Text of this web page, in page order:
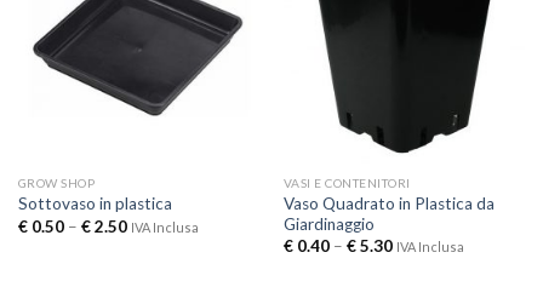
GROW SHOP
Sottovaso in plastica
€0.50– €2.50 IVA Inclusa
VASI E CONTENITORI
Vaso Quadrato in Plastica da
Giardinaggio
€0.40– €5.30 IVA Inclusa